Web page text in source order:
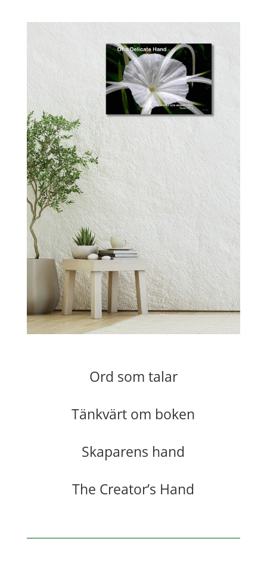
Ord som talar
Tänkvärt om boken
Skaparens hand
The Creator’s Hand